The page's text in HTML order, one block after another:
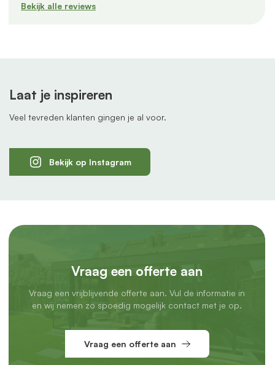
Bekijk alle reviews
Laat je inspireren
Veel tevreden klanten gingen je al voor.
Bekijk op Instagram
Vraag een offerte aan
Vraag een vrijblijvende offerte aan. Vul de informatie in
en wij nemen zo spoedig mogelijk contact met je op.
Vraag een offerte aan